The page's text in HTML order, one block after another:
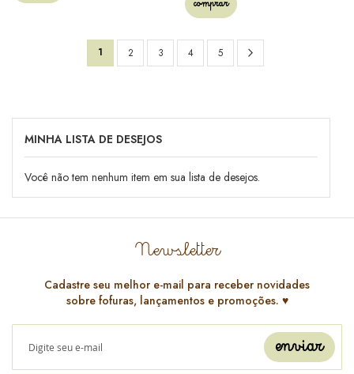
comprar
Página
Você
1 Página
2 Página
3 Página
4 Página
5
MINHA LISTA DE DESEJOS
Você não tem nenhum item em sua lista de desejos.
Newsletter
Cadastre seu melhor e-mail para receber novidades
sobre fofuras, lançamentos e promoções. ♥️
enviar